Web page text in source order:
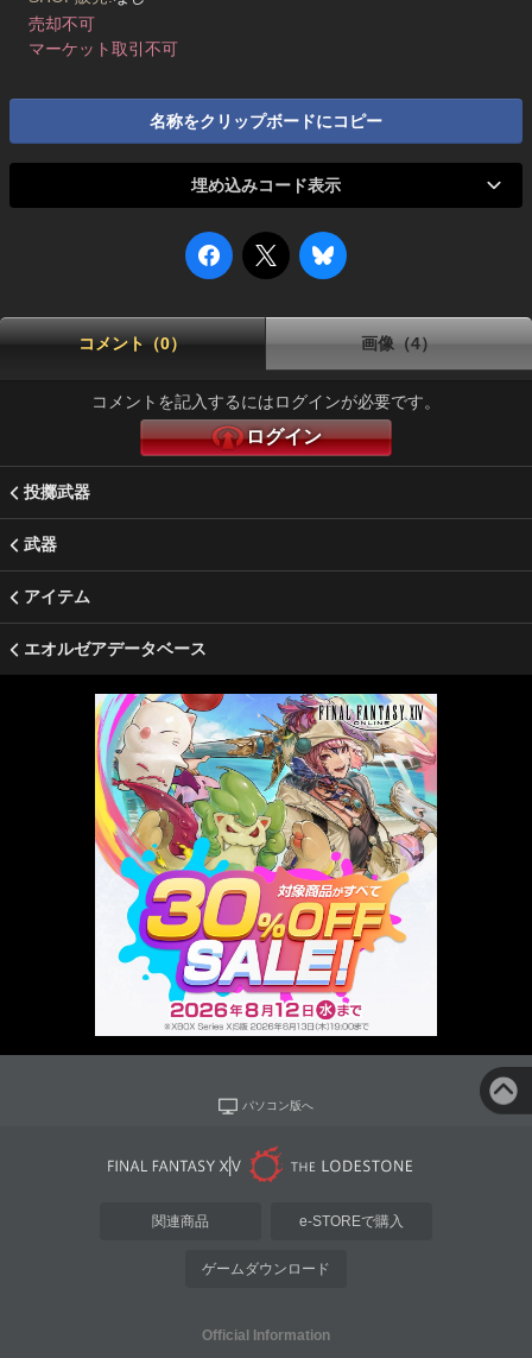
売却不可
マーケット取引不可
名称をクリップボードにコピー
埋め込みコード表示
コメント（0） 画像（4）
コメントを記入するにはログインが必要です。
ログイン
投擲武器
武器
アイテム
エオルゼアデータベース
パソコン版へ
関連商品 e-STOREで購入
ゲームダウンロード
Official Information